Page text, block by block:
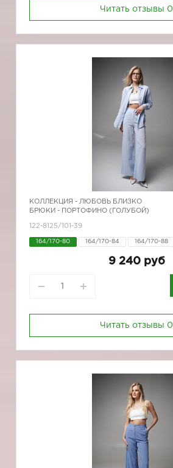
Читать отзывы 0
КОЛЛЕКЦИЯ - ЛЮБОВЬ БЛИЗКО
БРЮКИ - ПОРТОФИНО (ГОЛУБОЙ)
122-8125/101-39
164/170-80 164/170-84 164/170-88
9 240 руб
Читать отзывы 0